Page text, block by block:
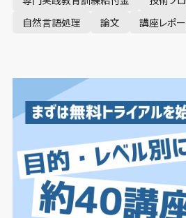
自然言語処理
論文 講座レポ